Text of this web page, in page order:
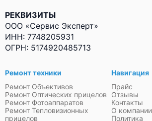
РЕКВИЗИТЫ
ООО «Сервис Эксперт»
ИНН: 7748205931
ОГРН: 5174920485713
Ремонт техники
Ремонт Объективов
Ремонт Оптических прицелов
Ремонт Фотоаппаратов
Ремонт Тепловизионных
прицелов
Навигация
Прайс
Отзывы
Контакты
О компании
Политика